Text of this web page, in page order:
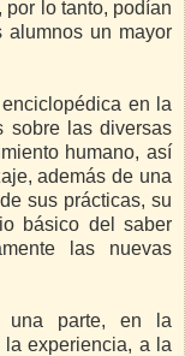
por lo tanto, podían
un mayor
en la
sobre las diversas
humano, así
además de una
sus prácticas, su
básico del saber
las nuevas
una parte, en la
experiencia, a la